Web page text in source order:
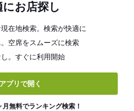
にお店探し
在地検索。検索が快適に
空席をスムーズに検索
。すぐに利用開始
アプリで開く
無料でランキング検索！